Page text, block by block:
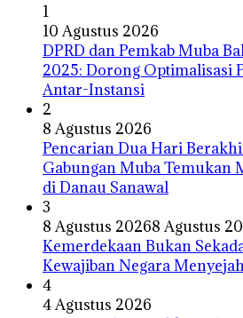
1
10 Agustus 2026
DPRD dan Pemkab Muba
2025: Dorong Optimalisasi
Antar-Instansi
2
8 Agustus 2026
Pencarian Dua Hari
Gabungan Muba Temukan
di Danau Sanawal
3
8 Agustus 20268 Agustus
Kemerdekaan Bukan
Kewajiban Negara
4
4 Agustus 2026